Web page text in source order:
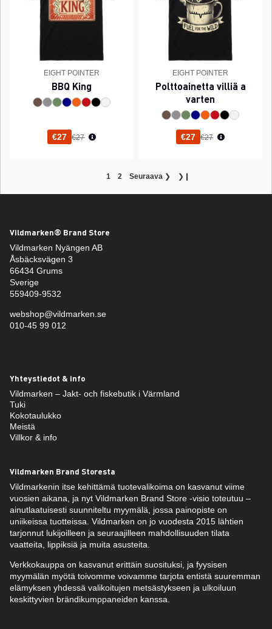
EIGHT POINTER
BBQ King
€27 Normaali hinta
€27
EIGHT POINTER
Polttoainetta villiä a
varten
€27 Normaali hinta
€27
1 2 Seuraava ❯ ❯❙
Vildmarken® Brand Store
Vildmarken Nyängen AB
Åsbäcksvägen 3
66434 Grums
Sverige
559409-9532
webshop@vildmarken.se
010-45 99 012
Yhteystiedot & info
Vildmarken – Jakt- och fiskebutik i Värmland
Tuki
Kokotaulukko
Meistä
Villkor & info
Vildmarken Brand Storesta
Vildmarkenin itse kehittämä tuotevalikoima on kasvanut viime
vuosien aikana, ja nyt Vildmarken Brand Store -visio toteutuu –
ainutlaatuisesti suunniteltu myymälä, jossa painopiste on
uniikeissa tuotteissa. Vildmarken on jo vuodesta 2015 lähtien
tarjonnut lukijoilleen ja seuraajilleen mahdollisuuden tilata
vaatteita, lippiksiä ja muita asusteita.
Verkkokauppa on kasvanut erittäin suosituksi, ja fyysisen
myymälän myötä toivomme voivamme tarjota entistä suuremman
elämyksen yhdessä valikoitujen metsästykseen ja ulkoiluun
keskittyvien brändikumppaneiden kanssa.